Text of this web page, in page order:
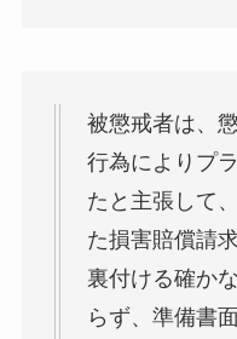
被懲戒者は、
行為によりプ
たと主張して
た損害賠償請
裏付ける確か
らず、準備書